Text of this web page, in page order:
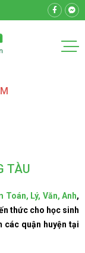
TÀU
Toán, Lý, Văn, Anh,
thức cho học sinh
các quận huyện tại